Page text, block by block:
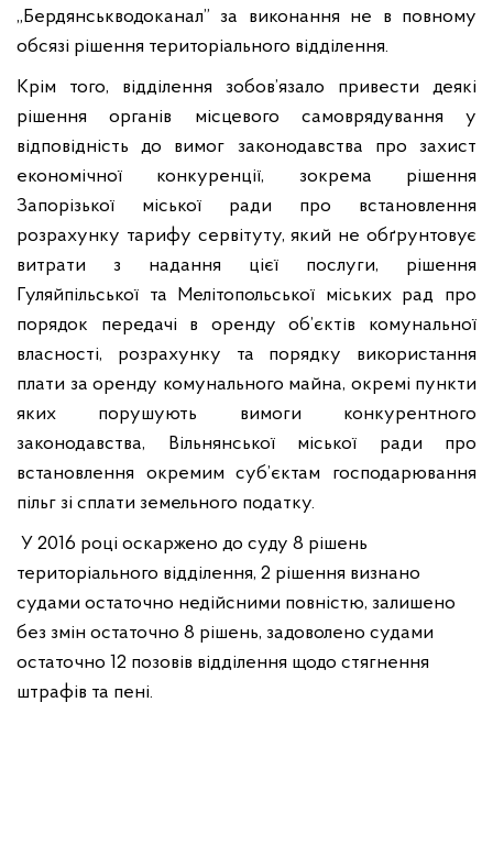
„Бердянськводоканал” за виконання не в повному
обсязі рішення територіального відділення.
Крім того, відділення зобов’язало привести деякі
рішення органів місцевого самоврядування у
відповідність до вимог законодавства про захист
економічної конкуренції, зокрема рішення
Запорізької міської ради про встановлення
розрахунку тарифу сервітуту, який не обґрунтовує
витрати з надання цієї послуги, рішення
Гуляйпільської та Мелітопольської міських рад про
порядок передачі в оренду об’єктів комунальної
власності, розрахунку та порядку використання
плати за оренду комунального майна, окремі пункти
яких порушують вимоги конкурентного
законодавства, Вільнянської міської ради про
встановлення окремим суб’єктам господарювання
пільг зі сплати земельного податку.
У 2016 році оскаржено до суду 8 рішень
територіального відділення, 2 рішення визнано
судами остаточно недійсними повністю, залишено
без змін остаточно 8 рішень, задоволено судами
остаточно 12 позовів відділення щодо стягнення
штрафів та пені.